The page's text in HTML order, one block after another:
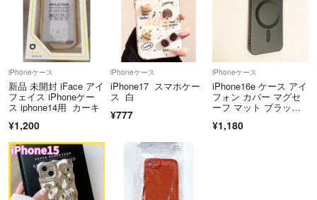
iPhoneケース
新品 未開封 iFace アイ
フェイス iPhoneケー
ス iphone14用 カーキ
¥1,200
iPhoneケース
iPhone17 スマホケー
ス 白
¥777
iPhoneケース
iPhone16e ケース アイ
フォン カバー マグセ
ーフ マット ブラッ
e レンズ保護 アイフォ
¥1,180